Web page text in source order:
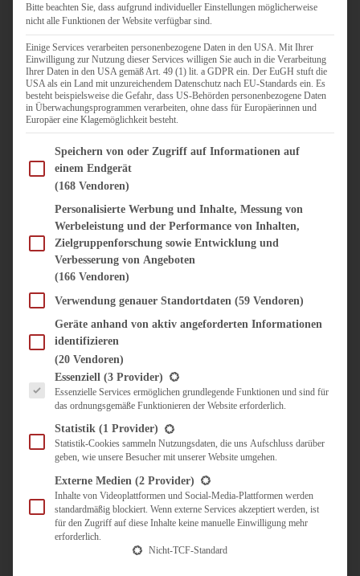
FLEISCH & FISCH
GRILLEN / BARBECUE
HERZHAFTES BACKEN
ONE-POT-GERICHTE
PASTA & NUDELGERICHTE
PIZZA, TARTES & QUICHES
REIS & RISOTTO
SALATE & SNACKS
SUPPENKASPEREIEN
VORSPEISEN
SÜSS & HERZHAFT
BROTAUFSTRICH
DIPS, SAUCEN, CHUTNEYS
KÜCHENGESCHENKE
UNTERWEGS
KULINARISCH UNTERWEGS
ÜBER MICH
ZUSAMMENARBEIT
Bitte beachten Sie, dass aufgrund individueller Einstellungen möglicherweise
nicht alle Funktionen der Website verfügbar sind.
Einige Services verarbeiten personenbezogene Daten in den USA. Mit Ihrer
Einwilligung zur Nutzung dieser Services willigen Sie auch in die Verarbeitung
Ihrer Daten in den USA gemäß Art. 49 (1) lit. a GDPR ein. Der EuGH stuft die
USA als ein Land mit unzureichendem Datenschutz nach EU-Standards ein. Es
besteht beispielsweise die Gefahr, dass US-Behörden personenbezogene Daten
in Überwachungsprogrammen verarbeiten, ohne dass für Europäerinnen und
Europäer eine Klagemöglichkeit besteht.
Im Folgenden finden Sie eine Liste der Zwecke des IAB Transparency and Consent
Speichern von oder Zugriff auf Informationen auf
einem Endgerät
(168 Vendoren)
Personalisierte Werbung und Inhalte, Messung von
Werbeleistung und der Performance von Inhalten,
Zielgruppenforschung sowie Entwicklung und
Verbesserung von Angeboten
(166 Vendoren)
Verwendung genauer Standortdaten (59 Vendoren)
Geräte anhand von aktiv angeforderten Informationen
identifizieren
(20 Vendoren)
Es folgt eine Liste der Service-Gruppen, für die eine Einwilligung erteilt werden
Essenziell (3 Provider)
Essenzielle Services ermöglichen grundlegende Funktionen und sind für
das ordnungsgemäße Funktionieren der Website erforderlich.
Statistik (1 Provider)
Statistik-Cookies sammeln Nutzungsdaten, die uns Aufschluss darüber
geben, wie unsere Besucher mit unserer Website umgehen.
Externe Medien (2 Provider)
Inhalte von Videoplattformen und Social-Media-Plattformen werden
standardmäßig blockiert. Wenn externe Services akzeptiert werden, ist
für den Zugriff auf diese Inhalte keine manuelle Einwilligung mehr
erforderlich.
Nicht-TCF-Standard